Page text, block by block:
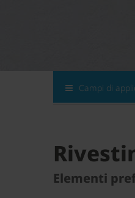
Campi di
Elementi